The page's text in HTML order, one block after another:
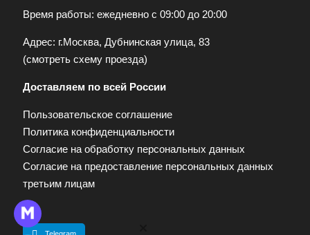
Время работы: ежедневно с 09:00 до 20:00
Адрес: г.Москва, Дубнинская улица, 83
(смотреть схему проезда)
Доставляем по всей России
Пользовательское соглашение
Политика конфиденциальности
Согласие на обработку персональных данных
Согласие на предоставление персональных данных
третьим лицам